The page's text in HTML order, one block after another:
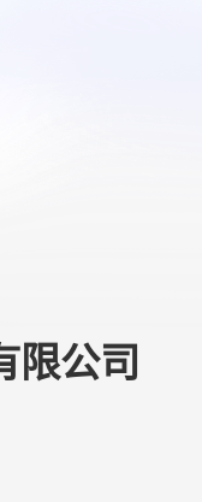
限公司